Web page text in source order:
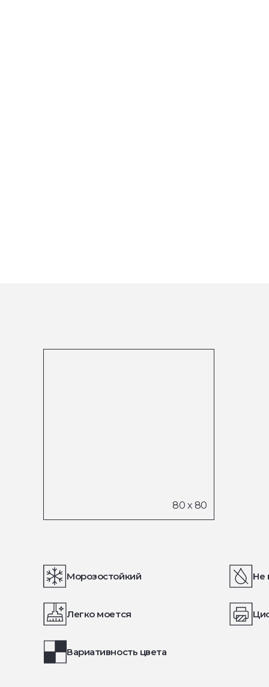
Морозостойкий Не
Легко моется
Вариативность цвета